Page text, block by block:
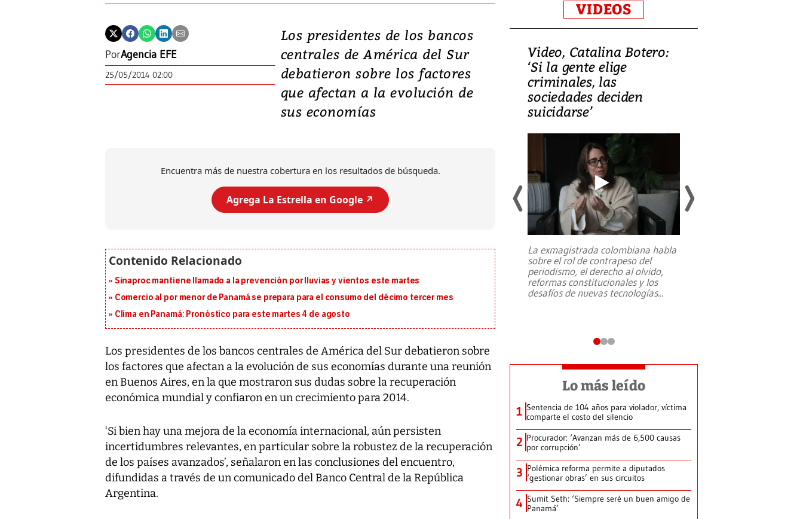
PorAgencia EFE
25/05/2014 02:00
Los presidentes de los bancos
centrales de América del Sur
debatieron sobre los factores
que afectan a la evolución de
sus economías
Encuentra más de nuestra cobertura en los resultados de búsqueda.
Agrega La Estrella en Google ↗️
Sinaproc mantiene llamado a la prevención por lluvias y vientos este martes
Comercio al por menor de Panamá se prepara para el consumo del décimo tercer mes
Clima en Panamá: Pronóstico para este martes 4 de agosto
Los presidentes de los bancos centrales de América del Sur debatieron sobre
los factores que afectan a la evolución de sus economías durante una reunión
en Buenos Aires, en la que mostraron sus dudas sobre la recuperación
económica mundial y confiaron en un crecimiento para 2014.
‘Si bien hay una mejora de la economía internacional, aún persisten
incertidumbres relevantes, en particular sobre la robustez de la recuperación
de los países avanzados’, señalaron en las conclusiones del encuentro,
difundidas a través de un comunicado del Banco Central de la República
Argentina.
VIDEOS
Video, Japón: Terremoto
deja heridos y graves
daños en Kumamoto
al sur de Japón, provocando una
Video, Catalina Botero:
‘Si la gente elige
criminales, las
sociedades deciden
suicidarse’
La exmagistrada colombiana habla
sobre el rol de contrapeso del
periodismo, el derecho al olvido,
reformas constitucionales y los
desafíos de nuevas tecnologías...
Lo más leído
1 Sentencia de 104 años para violador, víctima
comparte el costo del silencio
2 Procurador: ‘Avanzan más de 6,500 causas
por corrupción’
3 Polémica reforma permite a diputados
‘gestionar obras’ en sus circuitos
4 Sumit Seth: ‘Siempre seré un buen amigo de
Panamá’